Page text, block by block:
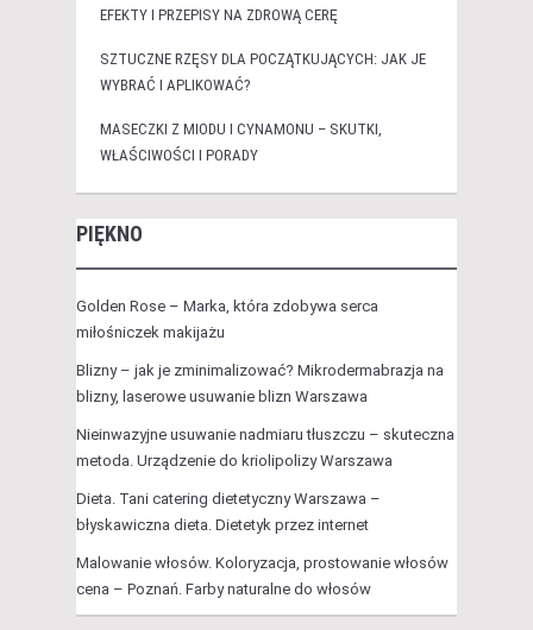
EFEKTY I PRZEPISY NA ZDROWĄ CERĘ
SZTUCZNE RZĘSY DLA POCZĄTKUJĄCYCH: JAK JE
WYBRAĆ I APLIKOWAĆ?
MASECZKI Z MIODU I CYNAMONU – SKUTKI,
WŁAŚCIWOŚCI I PORADY
PIĘKNO
Golden Rose – Marka, która zdobywa serca
miłośniczek makijażu
Blizny – jak je zminimalizować? Mikrodermabrazja na
blizny, laserowe usuwanie blizn Warszawa
Nieinwazyjne usuwanie nadmiaru tłuszczu – skuteczna
metoda. Urządzenie do kriolipolizy Warszawa
Dieta. Tani catering dietetyczny Warszawa –
błyskawiczna dieta. Dietetyk przez internet
Malowanie włosów. Koloryzacja, prostowanie włosów
cena – Poznań. Farby naturalne do włosów